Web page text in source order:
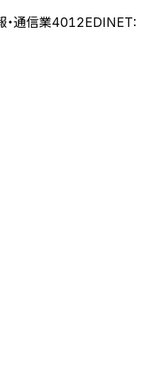
・通信業4012EDINET: